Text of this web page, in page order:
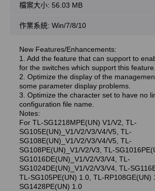
檔案大小: 56.03 MB
作業系統: Win/7/8/10
New Features/Enhancements:
1. Add the feature that can support to
for the switches which support this feature.
2. Optimize the display of the
some parameter display problems.
3. Optimize the character set to have no
configuration file name.
Notes:
For TL-SG1218MPE(UN) V1/V2, TL-
SG105E(UN)_V1/V2/V3/V4/V5, TL-
SG108E(UN)_V1/V2/V3/V4/V5, TL-
SG108PE(UN)_V1/V2/V3, TL-
SG1016DE(UN)_V1/V2/V3/V4, TL-
SG1024DE(UN)_V1/V2/V3/V4, TL-
TL-SG105PE(UN) 1.0, TL-RP108GE(UN)
SG1428PE(UN) 1.0